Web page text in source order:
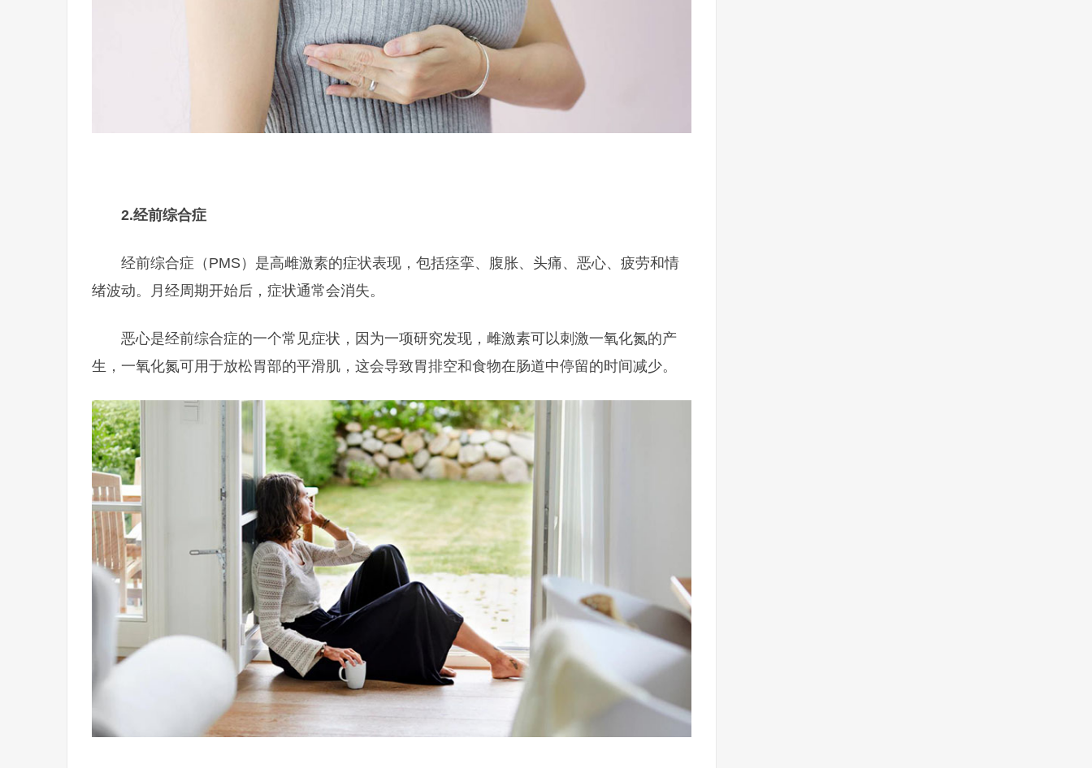
2.经前综合症
经前综合症（PMS）是高雌激素的症状表现，包括痉挛、腹胀、头痛、恶心、疲劳和情
绪波动。月经周期开始后，症状通常会消失。
恶心是经前综合症的一个常见症状，因为一项研究发现，雌激素可以刺激一氧化氮的产
生，一氧化氮可用于放松胃部的平滑肌，这会导致胃排空和食物在肠道中停留的时间减少。